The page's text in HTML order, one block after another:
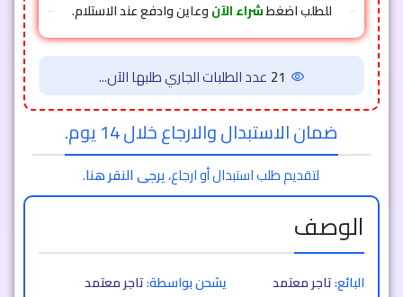
للطلب اضغطشراء الآنوعاين وادفع عند الاستلام.
21 عدد الطلبات الجاري طلبها الآن...
ضمان الاستبدال والارجاع خلال 14 يوم.
لتقديم طلب استبدال أو ارجاع،يرجى النقر هنا.
الوصف
البائع:تاجر معتمد يشحن بواسطة:تاجر معتمد